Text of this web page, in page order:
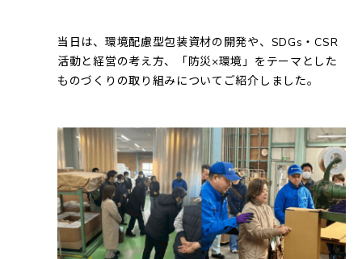
当日は、環境配慮型包装資材の開発や、SDGs・CSR
活動と経営の考え方、「防災×環境」をテーマとした
ものづくりの取り組みについてご紹介しました。